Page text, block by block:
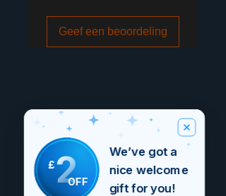
Geef een beoordeling
£2OFF
We’ve got a
nice welcome
gift for you!